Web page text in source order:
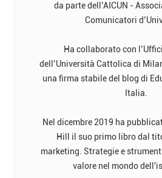
da parte dell’AICUN -
Comunicatori
Ha collaborato con
dell’Università Cattolica di
una firma stabile del blog di
Italia.
Nel dicembre 2019 ha
Hill il suo primo libro dal
marketing. Strategie e
valore nel mondo